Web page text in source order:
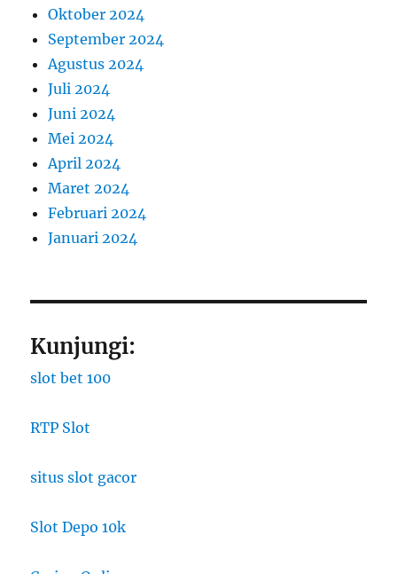
Oktober 2024
September 2024
Agustus 2024
Juli 2024
Juni 2024
Mei 2024
April 2024
Maret 2024
Februari 2024
Januari 2024
Kunjungi:
slot bet 100
RTP Slot
situs slot gacor
Slot Depo 10k